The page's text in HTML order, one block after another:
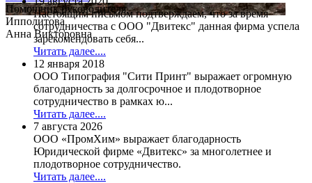
Помощник руководителя
Ипполитова
Анна Викторовна
Настоящим письмом подтверждаем, что за время
сотрудничества с ООО "Двитекс" данная фирма успела
зарекомендовать себя...
Читать далее....
12 января 2018
ООО Типография "Сити Принт" выражает огромную
благодарность за долгосрочное и плодотворное
сотрудничество в рамках ю...
Читать далее....
7 августа 2026
ООО «ПромХим» выражает благодарность
Юридической фирме «Двитекс» за многолетнее и
плодотворное сотрудничество.
Читать далее....